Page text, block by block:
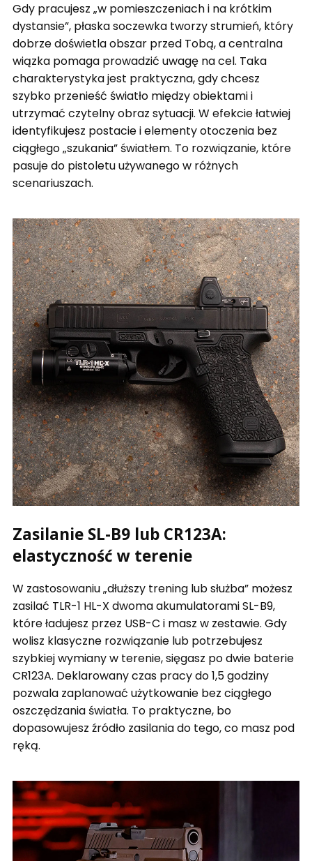
Gdy pracujesz „w pomieszczeniach i na krótkim
dystansie”, płaska soczewka tworzy strumień, który
dobrze doświetla obszar przed Tobą, a centralna
wiązka pomaga prowadzić uwagę na cel. Taka
charakterystyka jest praktyczna, gdy chcesz
szybko przenieść światło między obiektami i
utrzymać czytelny obraz sytuacji. W efekcie łatwiej
identyfikujesz postacie i elementy otoczenia bez
ciągłego „szukania” światłem. To rozwiązanie, które
pasuje do pistoletu używanego w różnych
scenariuszach.
Zasilanie SL-B9 lub CR123A:
elastyczność w terenie
W zastosowaniu „dłuższy trening lub służba” możesz
zasilać TLR-1 HL-X dwoma akumulatorami SL-B9,
które ładujesz przez USB-C i masz w zestawie. Gdy
wolisz klasyczne rozwiązanie lub potrzebujesz
szybkiej wymiany w terenie, sięgasz po dwie baterie
CR123A. Deklarowany czas pracy do 1,5 godziny
pozwala zaplanować użytkowanie bez ciągłego
oszczędzania światła. To praktyczne, bo
dopasowujesz źródło zasilania do tego, co masz pod
ręką.